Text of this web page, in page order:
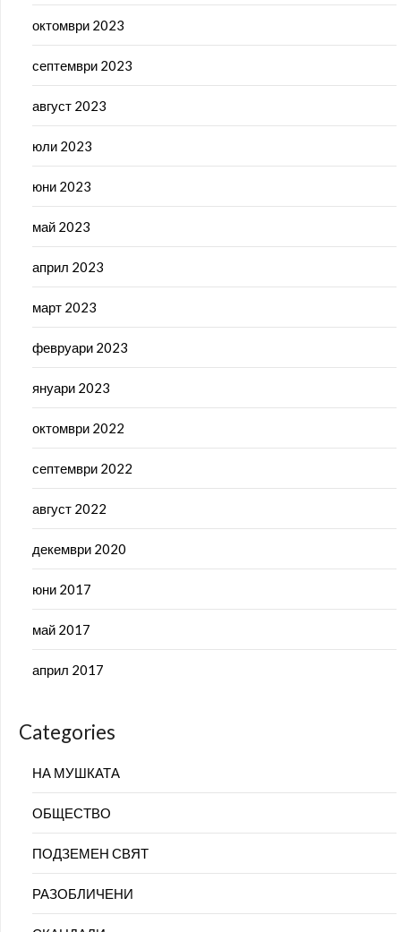
октомври 2023
септември 2023
август 2023
юли 2023
юни 2023
май 2023
април 2023
март 2023
февруари 2023
януари 2023
октомври 2022
септември 2022
август 2022
декември 2020
юни 2017
май 2017
април 2017
Categories
НА МУШКАТА
ОБЩЕСТВО
ПОДЗЕМЕН СВЯТ
РАЗОБЛИЧЕНИ